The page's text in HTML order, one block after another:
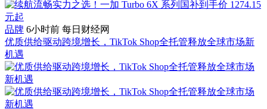
品牌 6小时前 每日财经网
优质供给驱动跨境增长，TikTok Shop全托管释放全球市场新
机遇